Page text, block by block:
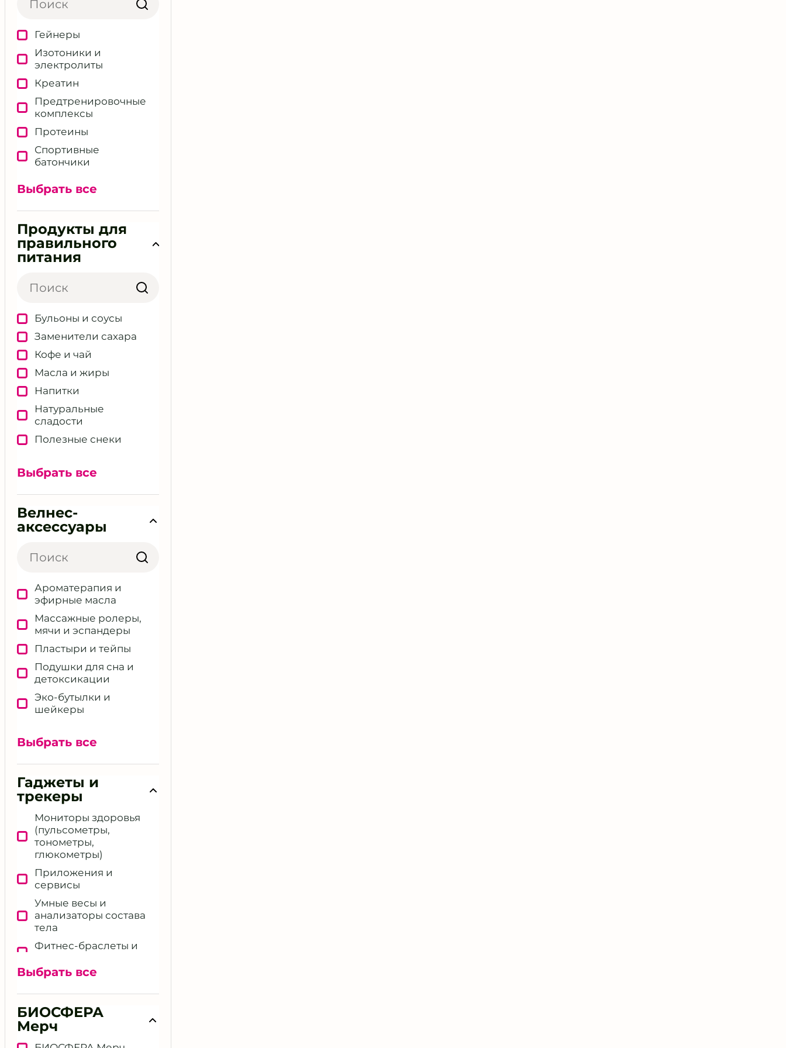
беременных
Пищевое поведение
Подбор БАД и
нутрицевтиков
Поддержка
иммунитета
Работа с дефицитами
Работа с питанием
Расшифровка
анализов
Снижение веса
Снижение стресса
Составление диет-
плана Кето / Палео /
Другие
Фокус и
Чек-ап и диагностика
Чистка организма /
ЖКТ
Энергия через пищу
Эстетическая
Я - вегетарианец
Гейнеры
Изотоники и
электролиты
Креатин
Предтренировочные
комплексы
Протеины
Спортивные
батончики
питание
BCAA / EAA
Дополнительные
спортивные формулы
Выбрать все
Продукты для
правильного
питания
Бульоны и соусы
Заменители сахара
Кофе и чай
Масла и жиры
Напитки
Натуральные
сладости
Полезные снеки
Выбрать все
Велнес-
аксессуары
Ароматерапия и
эфирные масла
Массажные ролеры,
мячи и эспандеры
Пластыри и тейпы
Подушки для сна и
детоксикации
Эко‑бутылки и
шейкеры
аксессуары
Выбрать все
Гаджеты и
трекеры
Мониторы здоровья
(пульсометры,
тонометры,
глюкометры)
Приложения и
сервисы
Умные весы и
анализаторы состава
тела
Фитнес‑браслеты и
Другие девайсы и
Выбрать все
БИОСФЕРА
Мерч